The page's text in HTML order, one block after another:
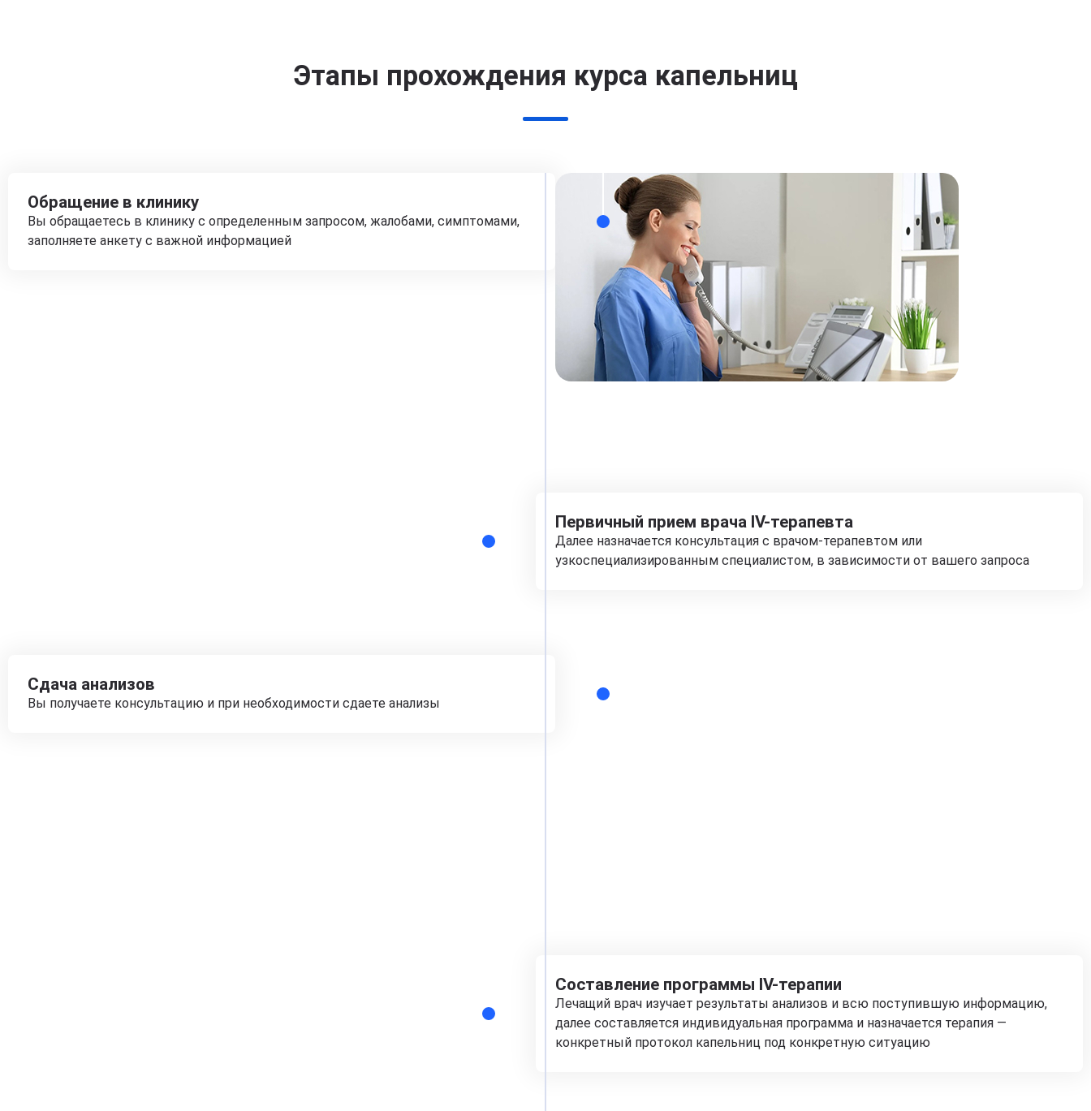
Этапы прохождения курса капельниц
Обращение в клинику
Вы обращаетесь в клинику с определенным запросом, жалобами, симптомами,
заполняете анкету с важной информацией
Первичный прием врача IV-терапевта
Далее назначается консультация с врачом-терапевтом или
узкоспециализированным специалистом, в зависимости от вашего запроса
Сдача анализов
Вы получаете консультацию и при необходимости сдаете анализы
Составление программы IV-терапии
Лечащий врач изучает результаты анализов и всю поступившую информацию,
далее составляется индивидуальная программа и назначается терапия —
конкретный протокол капельниц под конкретную ситуацию